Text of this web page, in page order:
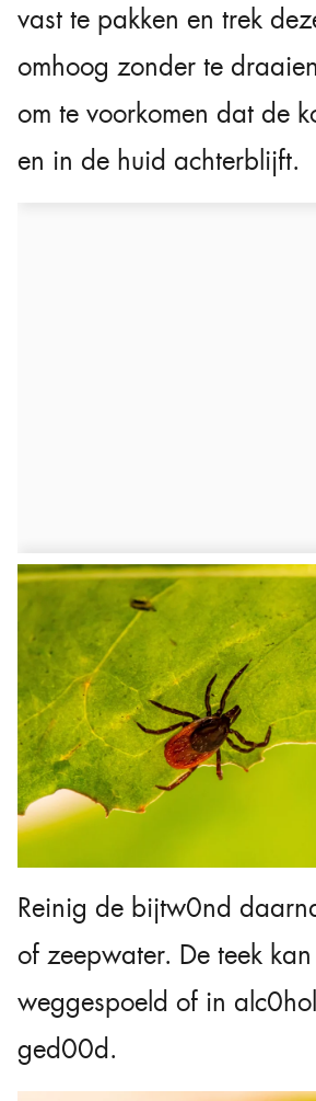
vast te pakken en trek
omhoog zonder te
om te voorkomen dat de
en in de huid achterblijft.
Reinig de bijtw0nd
of zeepwater. De teek
weggespoeld of in
ged00d.